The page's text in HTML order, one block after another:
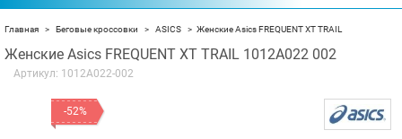
Главная Беговые кроссовки ASICS Женские Asics FREQUENT XT TRAIL
Женские Asics FREQUENT XT TRAIL 1012A022 002
Артикул: 1012A022-002
-52%